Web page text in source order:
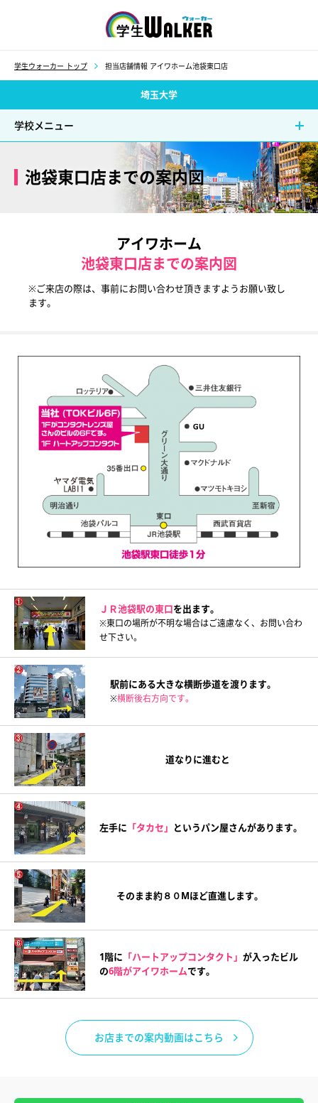
学生ウォーカー トップ 担当店舗情報 アイワホーム池袋東口店
埼玉大学
学校メニュー
池袋東口店までの案内図
アイワホーム
池袋東口店までの案内図
※ご来店の際は、事前にお問い合わせ頂きますようお願い致し
ます。
ＪＲ池袋駅の東口を出ます。
※東口の場所が不明な場合はご遠慮なく、お問い合わ
せ下さい。
駅前にある大きな横断歩道を渡ります。
※横断後右方向です。
道なりに進むと
左手に 「タカセ」 というパン屋さんがあります。
そのまま約８０Mほど直進します。
1階に 「ハートアップコンタクト」 が入ったビル
の6階がアイワホームです。
お店までの案内動画はこちら